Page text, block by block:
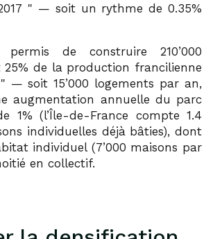
— soit un rythme de 0.35%
de construire 210’000
25% de la production francilienne
— soit 15’000 logements par an,
augmentation annuelle du parc
1% (l’Île-de-France compte 1.4
individuelles déjà bâties), dont
individuel (7’000 maisons par
en collectif.